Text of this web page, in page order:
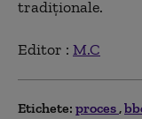
tradiţionale.
Editor : M.C
Etichete: proces